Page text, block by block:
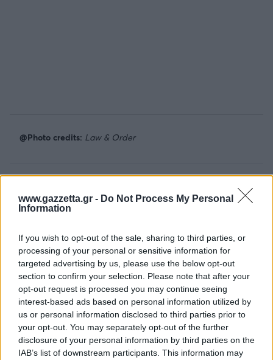
www.gazzetta.gr - Do Not Process My Personal
Information
If you wish to opt-out of the sale, sharing to third parties, or
processing of your personal or sensitive information for
targeted advertising by us, please use the below opt-out
section to confirm your selection. Please note that after your
opt-out request is processed you may continue seeing
interest-based ads based on personal information utilized by
us or personal information disclosed to third parties prior to
your opt-out. You may separately opt-out of the further
disclosure of your personal information by third parties on the
IAB’s list of downstream participants. This information may
@Photo credits: Law & Order
Ένταση στη δίκη Φιλιππίδη: Ο σύζυγος της
αναπαράσταση του βιασμού (vid)
Πανούργα Θεσσαλονικιά έβαλε διαρρήκτη να κλέψει το
λάπτοπ του πρώην συντρόφου της: Βίντεο ντοκουμέντο
από τη ληστεία
Απρόοπτο με το ανοικτό μικρόφωνο του Λιάγκα: «Μη
μιλάτε όλοι μαζί γ@μ# την π$υτ@ν@ μου» (vid)